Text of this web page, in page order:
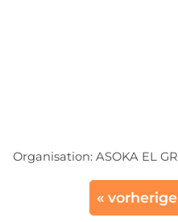
Organisation: ASOKA EL
« vorherige